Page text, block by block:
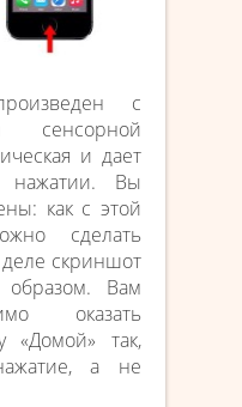
с
сенсорной
и дает
нажатии. Вы
как с этой
сделать
скриншот
Вам
оказать
«Домой» так,
а не